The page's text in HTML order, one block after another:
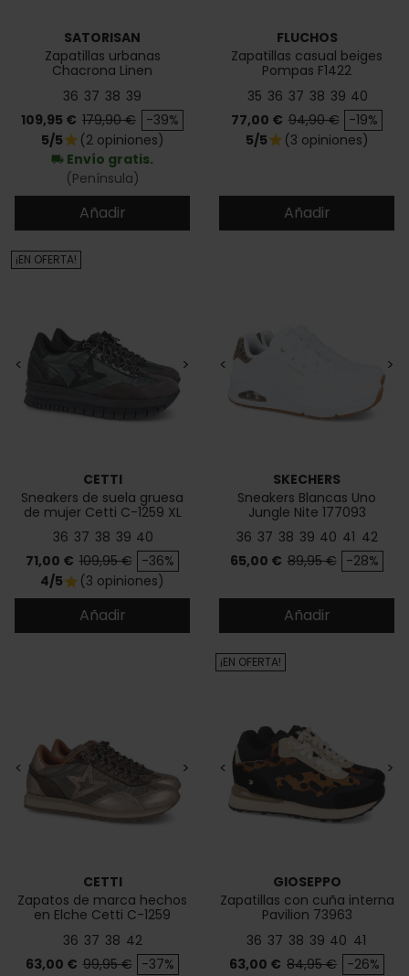
SATORISAN
Zapatillas urbanas
Chacrona Linen
36 37 38 39
Precio
109,95 € Precio base
179,90 € -39%
5/5star (2 opiniones)
local_shipping Envío gratis.
(Península)
Añadir
FLUCHOS
Zapatillas casual beiges
Pompas F1422
35 36 37 38 39 40
Precio
77,00 € Precio base
94,90 € -19%
5/5star (3 opiniones)
Añadir
< >
CETTI
Sneakers de suela gruesa
de mujer Cetti C-1259 XL
36 37 38 39 40
Precio
71,00 € Precio base
109,95 € -36%
¡EN OFERTA!
4/5star (3 opiniones)
Añadir
< >
SKECHERS
Sneakers Blancas Uno
Jungle Nite 177093
36 37 38 39 40 41 42
Precio
65,00 € Precio base
89,95 € -28%
Añadir
< >
CETTI
Zapatos de marca hechos
en Elche Cetti C-1259
36 37 38 42
Precio
63,00 € Precio base
99,95 € -37%
< >
GIOSEPPO
Zapatillas con cuña interna
Pavilion 73963
36 37 38 39 40 41
Precio
63,00 € Precio base
84,95 € -26%
¡EN OFERTA!